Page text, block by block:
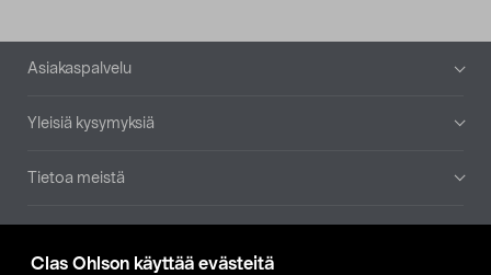
Clas Ohlson käyttää evästeitä
Alatunniste
Asiakaspalvelu
Yleisiä kysymyksiä
Tietoa meistä